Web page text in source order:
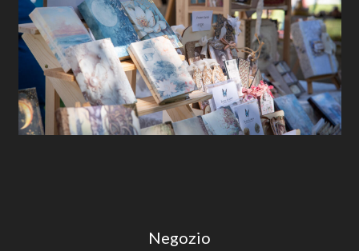
Negozio